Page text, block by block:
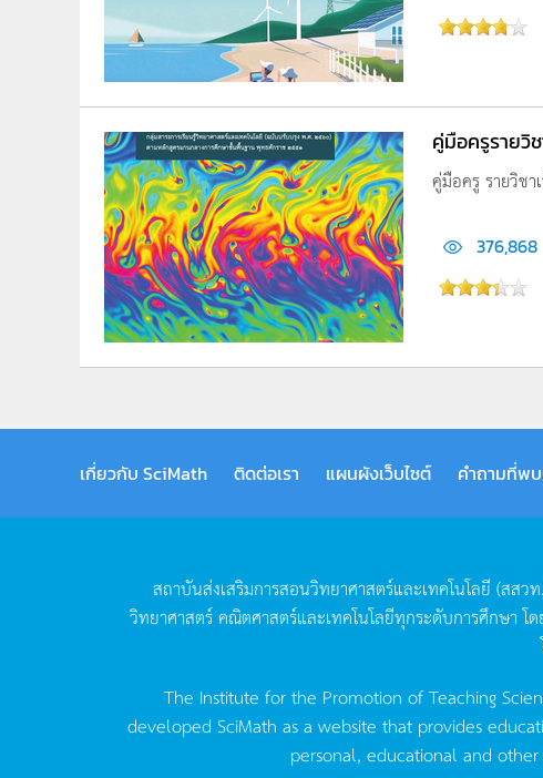
คู่มือครูรายวิ
คู่มือครู รายวิช
376,868
เกี่ยวกับ SciMath ติดต่อเรา แผนผังเว็บไซต์ คำถามที่พ
สถาบันส่งเสริมการสอนวิทยาศาสตร์และเทคโนโลยี (สสวท
วิทยาศาสตร์คณิตศาสตร์และเทคโนโลยีทุกระดับการศึกษา โ
The Institute for the Promotion of Teaching
developed SciMath as a website that provides
personal, educational and